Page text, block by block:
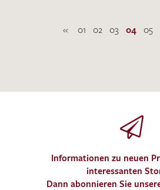
« 01 02 03 04 05
Informationen zu neuen
interessanten
Dann abonnieren Sie